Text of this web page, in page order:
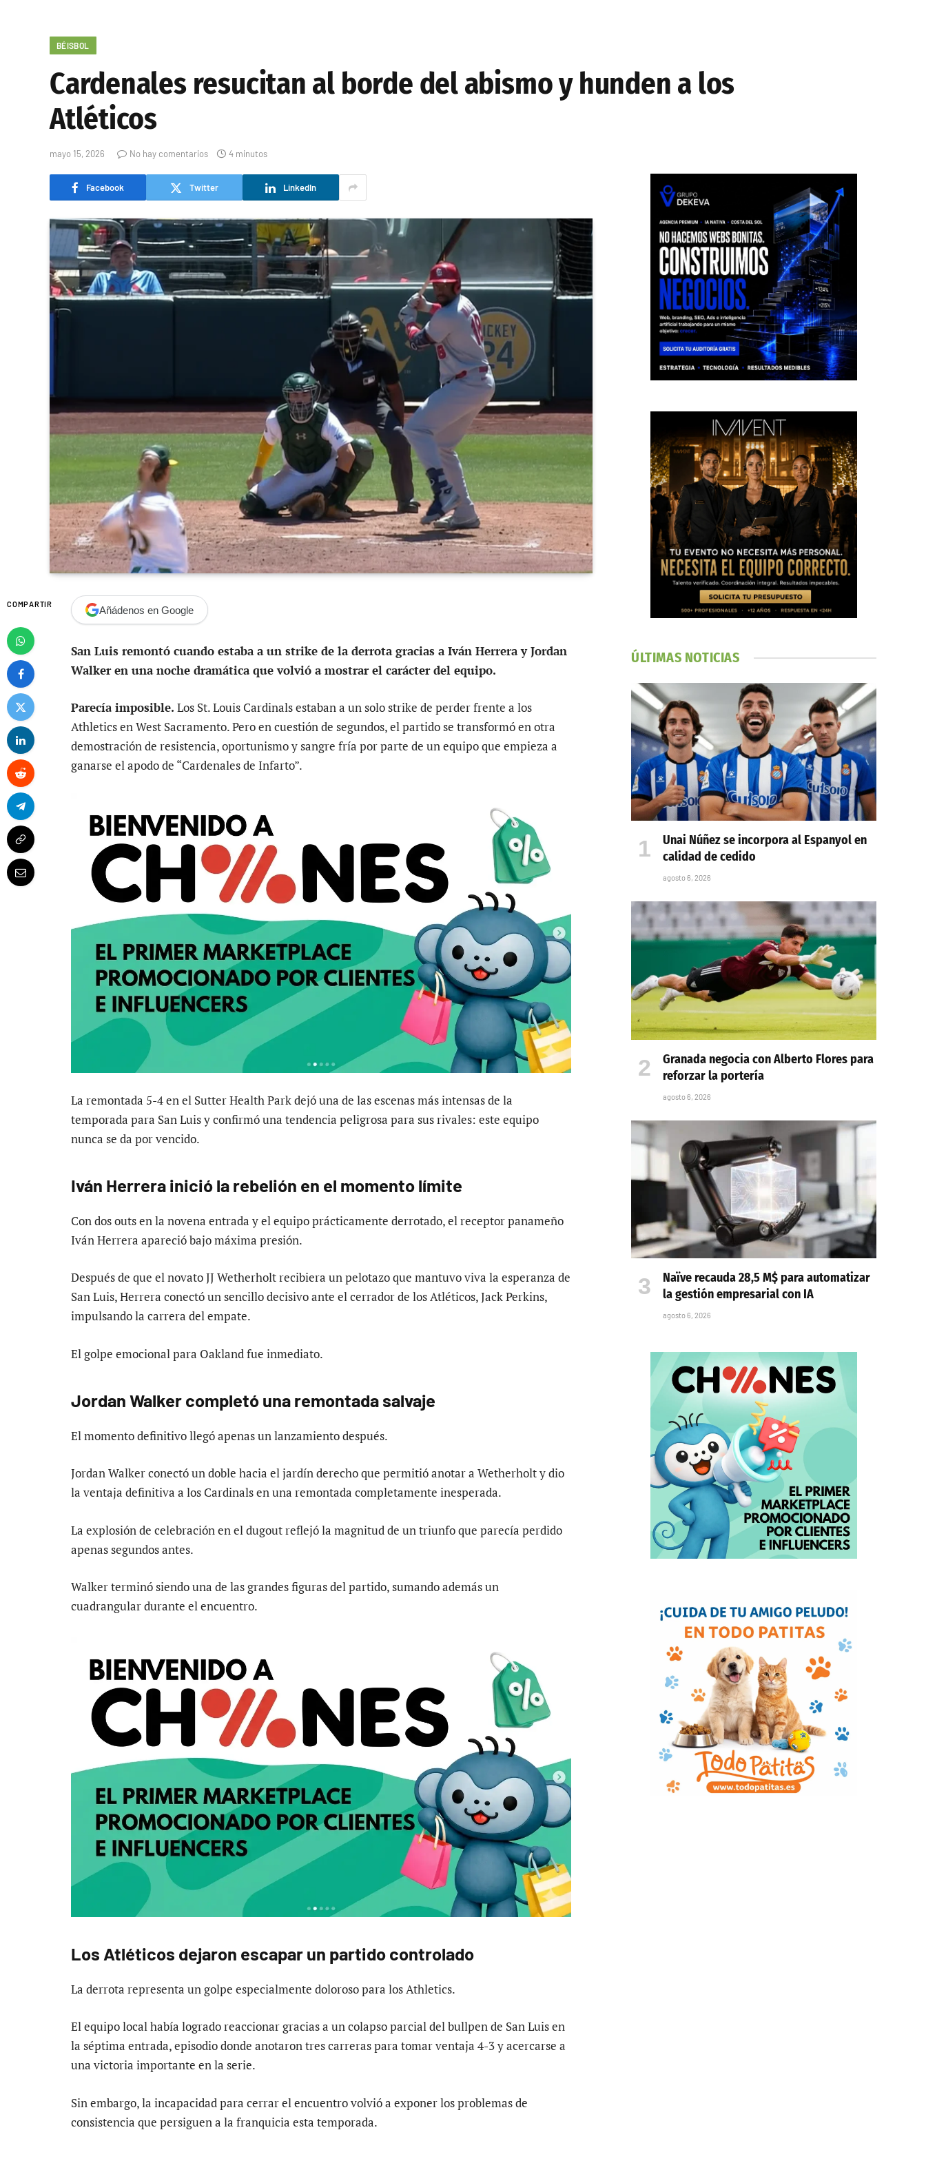
BÉISBOL
Cardenales resucitan al borde del abismo y hunden a los
Atléticos
mayo 15, 2026 No hay comentarios 4 minutos
Facebook Twitter LinkedIn
COMPARTIR Añádenos en Google
San Luis remontó cuando estaba a un strike de la derrota gracias a Iván Herrera y Jordan
Walker en una noche dramática que volvió a mostrar el carácter del equipo.
Parecía imposible. Los St. Louis Cardinals estaban a un solo strike de perder frente a los
Athletics en West Sacramento. Pero en cuestión de segundos, el partido se transformó en otra
demostración de resistencia, oportunismo y sangre fría por parte de un equipo que empieza a
ganarse el apodo de “Cardenales de Infarto”.
La remontada 5-4 en el Sutter Health Park dejó una de las escenas más intensas de la
temporada para San Luis y confirmó una tendencia peligrosa para sus rivales: este equipo
nunca se da por vencido.
Iván Herrera inició la rebelión en el momento límite
Con dos outs en la novena entrada y el equipo prácticamente derrotado, el receptor panameño
Iván Herrera apareció bajo máxima presión.
Después de que el novato JJ Wetherholt recibiera un pelotazo que mantuvo viva la esperanza de
San Luis, Herrera conectó un sencillo decisivo ante el cerrador de los Atléticos, Jack Perkins,
impulsando la carrera del empate.
El golpe emocional para Oakland fue inmediato.
Jordan Walker completó una remontada salvaje
El momento definitivo llegó apenas un lanzamiento después.
Jordan Walker conectó un doble hacia el jardín derecho que permitió anotar a Wetherholt y dio
la ventaja definitiva a los Cardinals en una remontada completamente inesperada.
La explosión de celebración en el dugout reflejó la magnitud de un triunfo que parecía perdido
apenas segundos antes.
Walker terminó siendo una de las grandes figuras del partido, sumando además un
cuadrangular durante el encuentro.
Los Atléticos dejaron escapar un partido controlado
La derrota representa un golpe especialmente doloroso para los Athletics.
El equipo local había logrado reaccionar gracias a un colapso parcial del bullpen de San Luis en
la séptima entrada, episodio donde anotaron tres carreras para tomar ventaja 4-3 y acercarse a
una victoria importante en la serie.
Sin embargo, la incapacidad para cerrar el encuentro volvió a exponer los problemas de
consistencia que persiguen a la franquicia esta temporada.
ÚLTIMAS NOTICIAS
Unai Núñez se incorpora al Espanyol en
calidad de cedido
agosto 6, 2026
Granada negocia con Alberto Flores para
reforzar la portería
agosto 6, 2026
Naïve recauda 28,5 M$ para automatizar
la gestión empresarial con IA
agosto 6, 2026